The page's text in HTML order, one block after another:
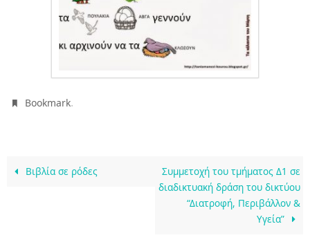
Bookmark.
Βιβλία σε ρόδες
Συμμετοχή του τμήματος Δ1 σε
διαδικτυακή δράση του δικτύου
“Διατροφή, Περιβάλλον &
Υγεία”